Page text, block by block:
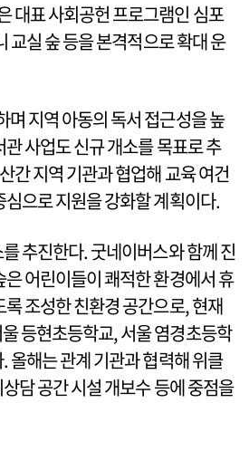
대표 사회공헌 프로그램인 심포
교실 숲 등을 본격적으로 확대 운
며 지역 아동의 독서 접근성을 높
사업도 신규 개소를 목표로 추
간 지역 기관과 협업해 교육 여건
심으로 지원을 강화할 계획이다.
추진한다. 굿네이버스와 함께 진
은 어린이들이 쾌적한 환경에서 휴
록 조성한 친환경 공간으로, 현재
등현초등학교, 서울 염경초등학
올해는 관계 기관과 협력해 위클
담 공간 시설 개보수 등에 중점을